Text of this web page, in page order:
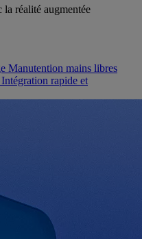
réalité augmentée
Manutention mains libres
Intégration rapide et